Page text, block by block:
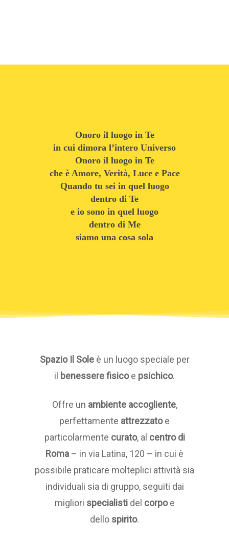
Onoro il luogo in Te
in cui dimora l’intero Universo
Onoro il luogo in Te
che è Amore, Verità, Luce e Pace
Quando tu sei in quel luogo
dentro di Te
e io sono in quel luogo
dentro di Me
siamo una cosa sola
Spazio Il Soleè un luogo speciale per
il benessere fisicoe psichico.
Offre un ambiente accogliente,
perfettamente attrezzatoe
particolarmente curato, al centro di
Roma – in via Latina, 120 – in cui è
possibile praticare molteplici attività sia
individuali sia di gruppo, seguiti dai
migliori specialisti del corpoe
dello spirito.